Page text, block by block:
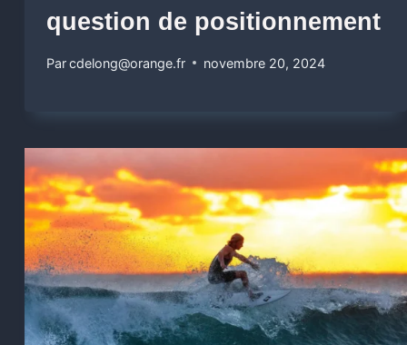
question de positionnement
Parcdelong@orange.fr novembre 20, 2024